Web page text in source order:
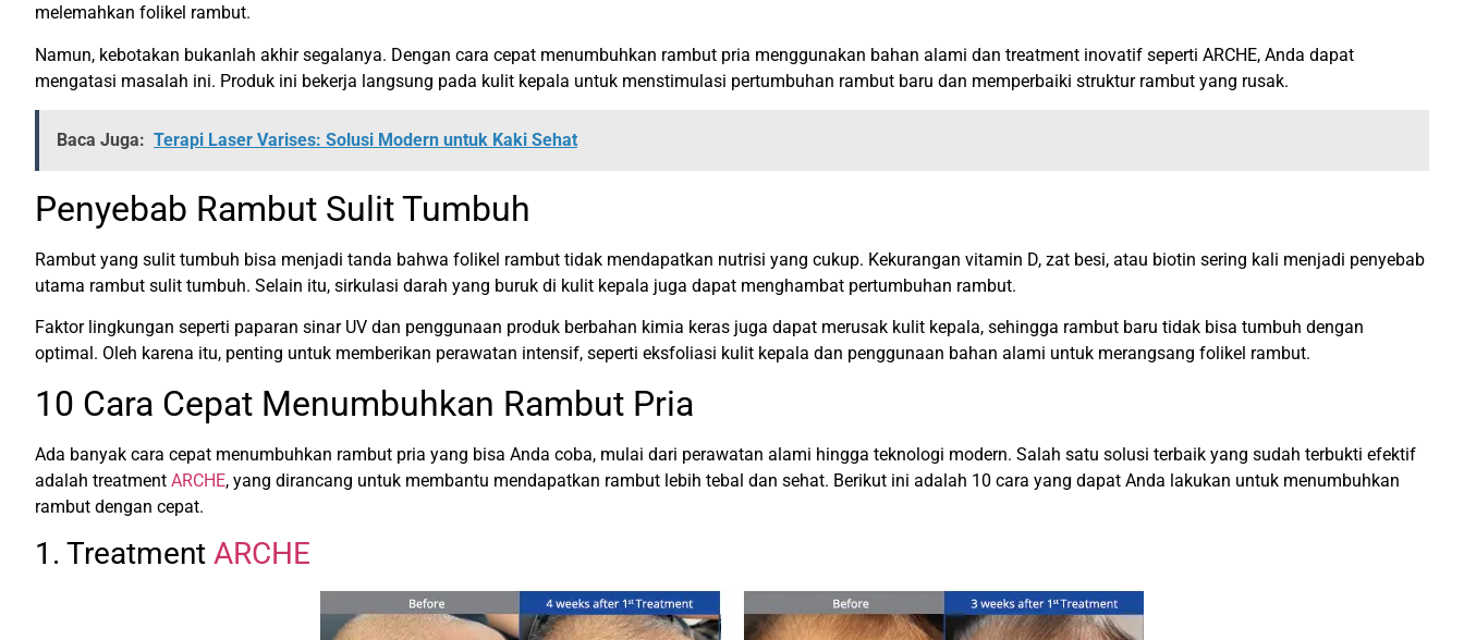
melemahkan folikel rambut.
Namun, kebotakan bukanlah akhir segalanya. Dengan cara cepat menumbuhkan rambut pria menggunakan bahan alami dan treatment inovatif seperti ARCHE, Anda dapat
mengatasi masalah ini. Produk ini bekerja langsung pada kulit kepala untuk menstimulasi pertumbuhan rambut baru dan memperbaiki struktur rambut yang rusak.
Baca Juga: Terapi Laser Varises: Solusi Modern untuk Kaki Sehat
Penyebab Rambut Sulit Tumbuh
Rambut yang sulit tumbuh bisa menjadi tanda bahwa folikel rambut tidak mendapatkan nutrisi yang cukup. Kekurangan vitamin D, zat besi, atau biotin sering kali menjadi penyebab
utama rambut sulit tumbuh. Selain itu, sirkulasi darah yang buruk di kulit kepala juga dapat menghambat pertumbuhan rambut.
Faktor lingkungan seperti paparan sinar UV dan penggunaan produk berbahan kimia keras juga dapat merusak kulit kepala, sehingga rambut baru tidak bisa tumbuh dengan
optimal. Oleh karena itu, penting untuk memberikan perawatan intensif, seperti eksfoliasi kulit kepala dan penggunaan bahan alami untuk merangsang folikel rambut.
10 Cara Cepat Menumbuhkan Rambut Pria
Ada banyak cara cepat menumbuhkan rambut pria yang bisa Anda coba, mulai dari perawatan alami hingga teknologi modern. Salah satu solusi terbaik yang sudah terbukti efektif
adalah treatment ARCHE, yang dirancang untuk membantu mendapatkan rambut lebih tebal dan sehat. Berikut ini adalah 10 cara yang dapat Anda lakukan untuk menumbuhkan
rambut dengan cepat.
1. Treatment ARCHE